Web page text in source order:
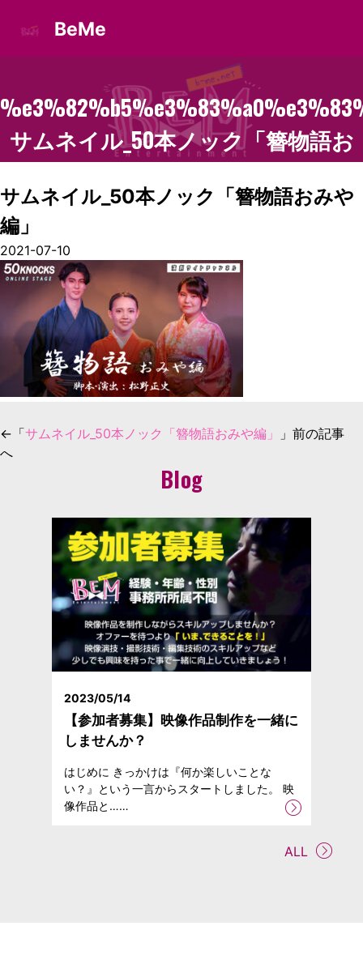
BeMe
サムネイル_50本ノック「簪物語お
みや編」
サムネイル_50本ノック「簪物語おみや
編」
2021-07-10
←「サムネイル_50本ノック「簪物語おみや編」
」前の記事
へ
Blog
2023/05/14
【参加者募集】映像作品制作を一緒に
しませんか？
はじめに きっかけは『何か楽しいことな
い？』という一言からスタートしました。 映
像作品と……
ALL